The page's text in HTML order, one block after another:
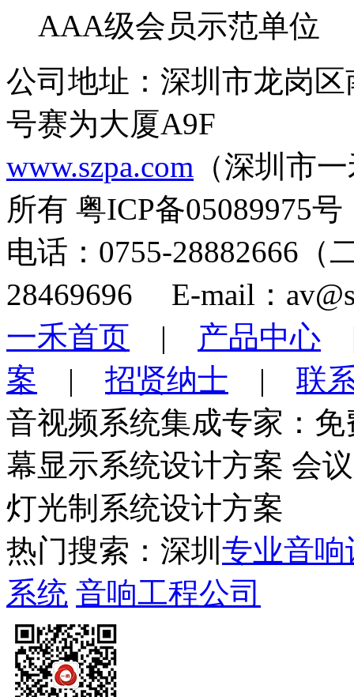
AAA级会员示范单位
公司地址：深圳市龙岗
号赛为大厦A9F
www.szpa.com （深圳市
所有 粤ICP备05089975号
电话：0755-28882666
28469696 E-mail：
一禾首页 | 产品中心
案 | 招贤纳士 | 联
音视频系统集成专家：
幕显示系统设计方案 会
灯光制系统设计方案
热门搜索：深圳 专业音响
系统 音响工程公司